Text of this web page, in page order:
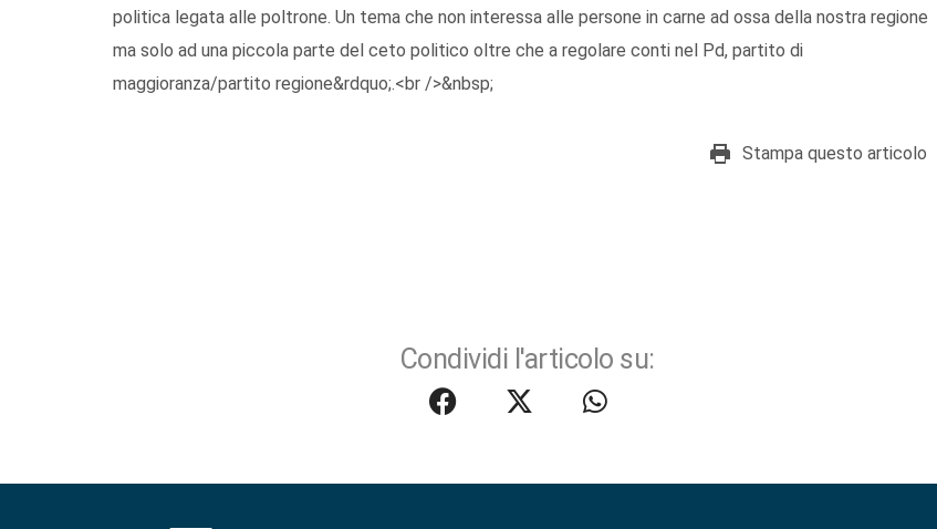
politica legata alle poltrone. Un tema che non interessa alle persone in carne ad ossa della nostra regione
ma solo ad una piccola parte del ceto politico oltre che a regolare conti nel Pd, partito di
maggioranza/partito regione&rdquo;.<br />&nbsp;
Stampa questo articolo
Condividi l'articolo su: